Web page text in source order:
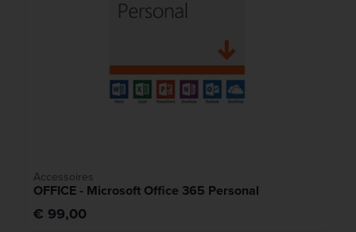
Accessoires
OFFICE - Microsoft Office 365 Personal
€ 99,00